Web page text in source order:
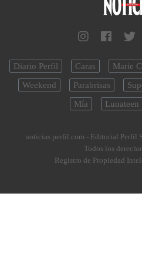
Diario Perfil Caras Marie
Weekend
Parabrisas
Mía
Lunateen
noticias.perfil.com - Editorial Perfil
Todos los
Registro de Propiedad